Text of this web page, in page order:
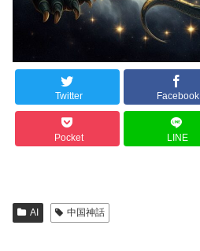
Twitter Facebook
Pocket LINE
AI 中国神話